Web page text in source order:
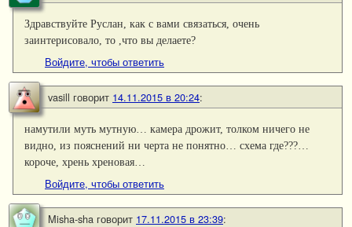
Здравствуйте Руслан, как с вами связаться, очень
заинтерисовало, то ,что вы делаете?
Войдите, чтобы ответить
vasill говорит 14.11.2015 в 20:24:
намутили муть мутную… камера дрожит, толком ничего не
видно, из пояснений ни черта не понятно… схема где???…
короче, хрень хреновая…
Войдите, чтобы ответить
Misha-sha говорит 17.11.2015 в 23:39: